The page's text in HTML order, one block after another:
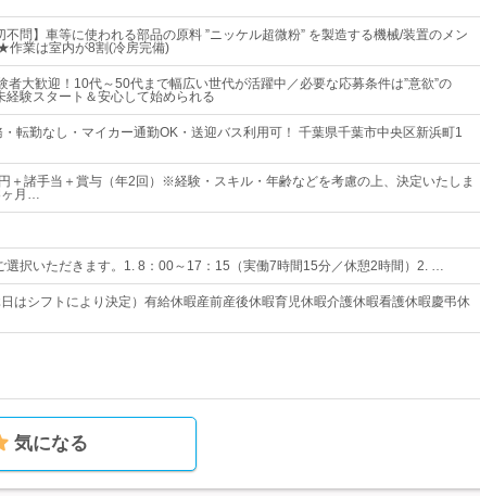
不問】車等に使われる部品の原料 ”ニッケル超微粉” を製造する機械/装置のメン
作業は室内が8割(冷房完備)
者大歓迎！10代～50代まで幅広い世代が活躍中／必要な応募条件は”意欲”の
験スタート＆安心して始められる
転勤なし・マイカー通勤OK・送迎バス利用可！ 千葉県千葉市中央区新浜町1
＋諸手当＋賞与（年2回）※経験・スキル・年齢などを考慮の上、決定いたしま
ヶ月…
選択いただきます。1. 8：00～17：15（実働7時間15分／休憩2時間）2. …
はシフトにより決定）有給休暇産前産後休暇育児休暇介護休暇看護休暇慶弔休
気になる